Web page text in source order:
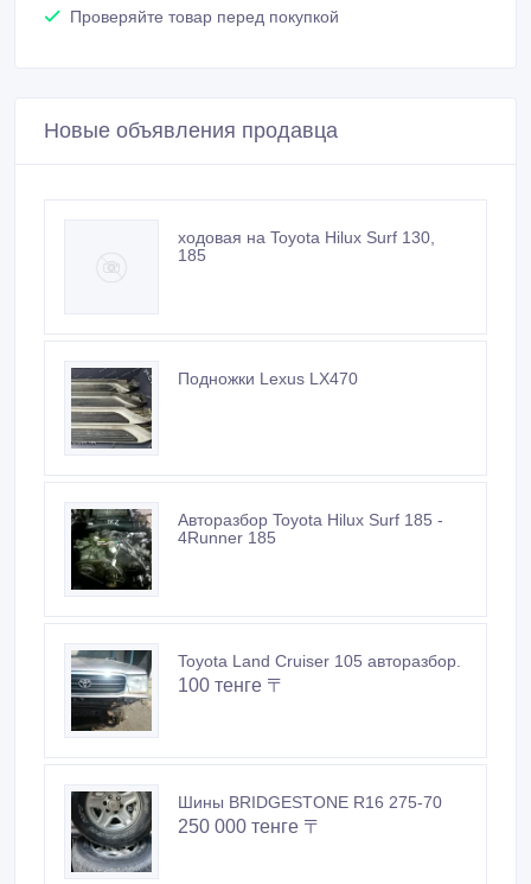
Проверяйте товар перед покупкой
Новые объявления продавца
ходовая на Toyota Hilux Surf 130,
185
Подножки Lexus LX470
Авторазбор Toyota Hilux Surf 185 -
4Runner 185
Toyota Land Cruiser 105 авторазбор.
100 тенге 〒
Шины BRIDGESTONE R16 275-70
250 000 тенге 〒